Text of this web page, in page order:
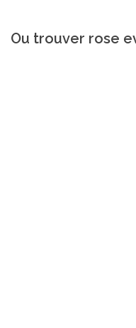
Ou trouver rose